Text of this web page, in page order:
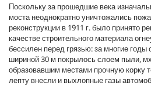
Поскольку за прошедшие века
моста неоднократно уничтожались
реконструкции в 1911 г. было принято
качестве строительного материала
бессилен перед грязью: за многие
шириной 30 м покрылось слоем пыли,
образовавшим местами прочную
лепту внесли и выхлопные газы